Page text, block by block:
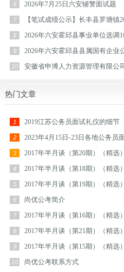
6 2026年7月25日六安辅警面试题
7 【笔试成绩公示】长丰县罗塘镇
8 2026年六安霍邱县事业单位选调
9 2026年六安霍邱县县属国有企业
10 安徽省申博人力资源管理有限公
热门文章
1 2019江苏公务员面试礼仪的细节
2 2023年4月15日-23日各地公务员
3 2017年半月谈（第20期）（精选）
4 2017年半月谈（第18期）（精选）
5 2017年半月谈（第19期）（精选）
6 尚优公考简介
7 2017年半月谈（第16期）（精选）
8 2017年半月谈（第21期）（精选）
9 2017年半月谈（第15期）（精选）
10 尚优公考联系方式